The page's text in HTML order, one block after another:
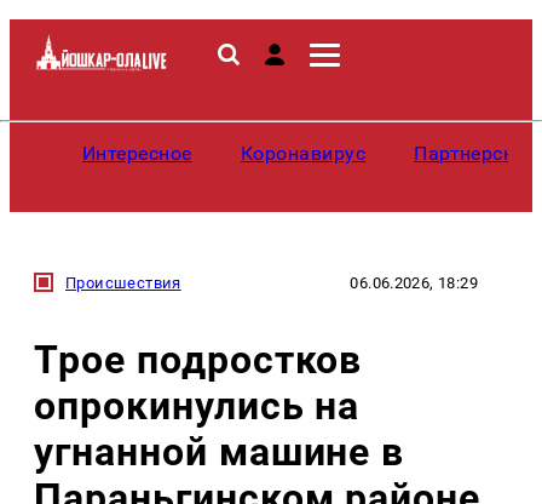
Интересное Коронавирус
Происшествия 06.06.2026, 18:29
Трое подростков
опрокинулись на
угнанной машине в